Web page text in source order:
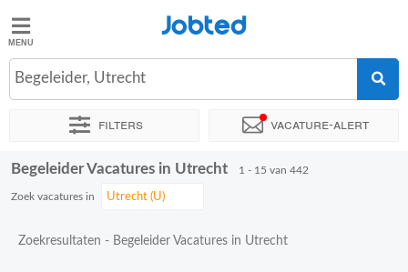
Jobted
Vacatures
Salarissen
Jobted
Begeleider, Utrecht
Filters Vacature-alert
Sorteer op Exacte locatie Bedrijf Uitzendbureau
Begeleider Vacatures in Utrecht 1 - 15 van 442
Zoek vacatures in
Zoekresultaten - Begeleider Vacatures in Utrecht